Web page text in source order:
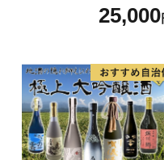
25,000